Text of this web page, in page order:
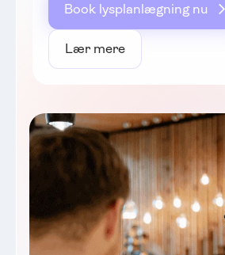
Book lysplanlægning nu
Lær mere